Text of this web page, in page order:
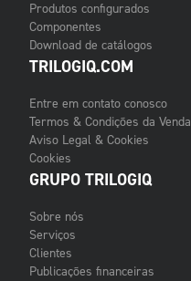
Produtos configurados
Componentes
Download de catálogos
TRILOGIQ.COM
Entre em contato conosco
Termos & Condições da Venda
Aviso Legal & Cookies
Cookies
GRUPO TRILOGIQ
Sobre nós
Serviços
Clientes
Publicações financeiras